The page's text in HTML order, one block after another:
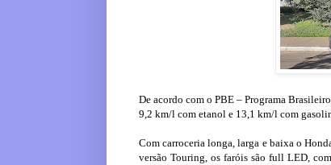
De acordo com o PBE – Programa
9,2 km/l com etanol e 13,1 km/l com
Com carroceria longa, larga e baixa o
versão Touring, os faróis são full LED,